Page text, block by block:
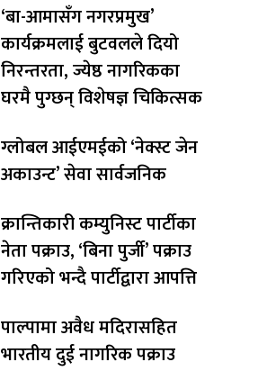
‘बा-आमासँग नगरप्रमुख’
कार्यक्रमलाई बुटवलले दियो
निरन्तरता, ज्येष्ठ नागरिकका
घरमै पुग्छन् विशेषज्ञ चिकित्सक
ग्लोबल आईएमईको ‘नेक्स्ट जेन
अकाउन्ट’ सेवा सार्वजनिक
क्रान्तिकारी कम्युनिस्ट पार्टीका
नेता पक्राउ, ‘बिना पुर्जी’ पक्राउ
गरिएको भन्दै पार्टीद्वारा आपत्ति
पाल्पामा अवैध मदिरासहित
भारतीय दुई नागरिक पक्राउ